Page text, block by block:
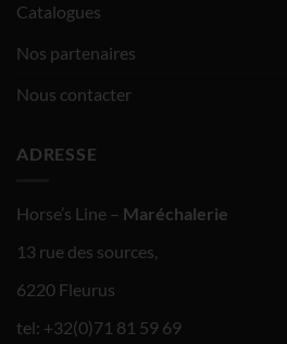
Catalogues
Nos partenaires
Nous contacter
ADRESSE
Horse’s Line – Maréchalerie
13 rue des sources,
6220 Fleurus
tel: +32(0)71 81 59 69